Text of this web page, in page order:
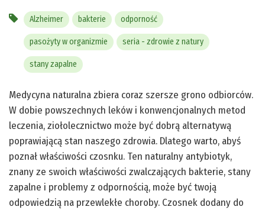
Alzheimer bakterie odporność
pasożyty w organizmie seria - zdrowie z natury
stany zapalne
Medycyna naturalna zbiera coraz szersze grono odbiorców.
W dobie powszechnych leków i konwencjonalnych metod
leczenia, ziołolecznictwo może być dobrą alternatywą
poprawiającą stan naszego zdrowia. Dlatego warto, abyś
poznał właściwości czosnku. Ten naturalny antybiotyk,
znany ze swoich właściwości zwalczających bakterie, stany
zapalne i problemy z odpornością, może być twoją
odpowiedzią na przewlekłe choroby. Czosnek dodany do